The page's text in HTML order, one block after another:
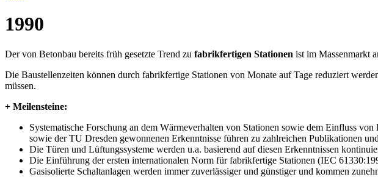
1990
Der von Betonbau bereits früh gesetzte Trend zu fabrikfertigen Stationen ist im Massenmarkt
Die Baustellenzeiten können durch fabrikfertige Stationen von Monate auf Tage reduziert
müssen.
+ Meilensteine:
Systematische Forschung an dem Wärmeverhalten von Stationen sowie dem Einfluss
sowie der TU Dresden gewonnenen Erkenntnisse führen zu zahlreichen Publikationen
Die Türen und Lüftungssysteme werden u.a. basierend auf diesen Erkenntnissen
Die Einführung der ersten internationalen Norm für fabrikfertige Stationen (IEC
Gasisolierte Schaltanlagen werden immer zuverlässiger und günstiger und kommen